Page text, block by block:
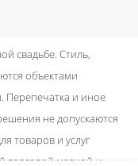
свадьбе. Стиль,
объектами
Перепечатка и иное
не допускаются
товаров и услуг
торговой маркой и